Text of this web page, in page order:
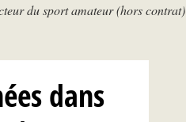
du sport amateur (hors contrat)
dans